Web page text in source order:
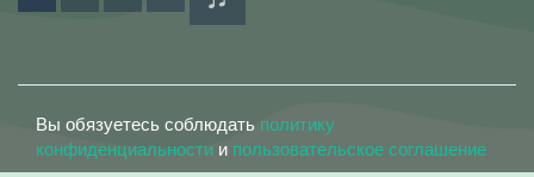
Вы обязуетесь соблюдать политику
конфиденциальности и пользовательское соглашение